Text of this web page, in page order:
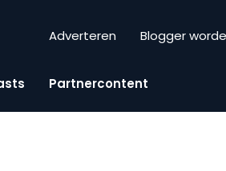
Adverteren Blogger
Partnercontent